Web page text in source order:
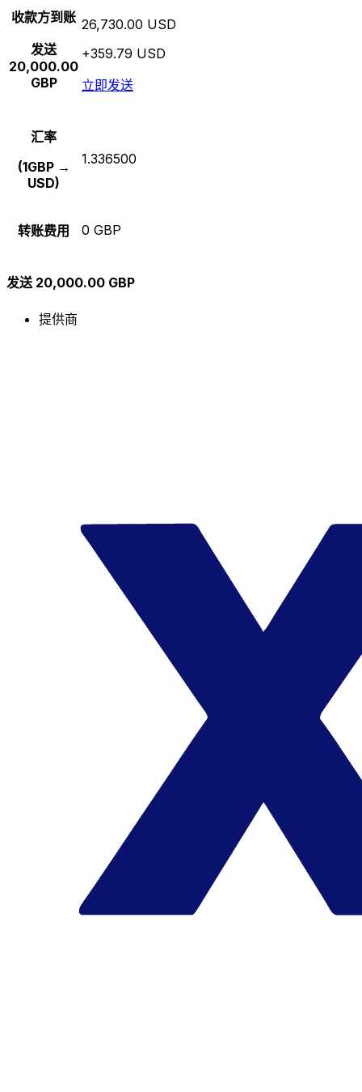
收款方到账
发送
20,000.00
GBP
26,730.00 USD
+359.79 USD
立即发送
汇率
(1GBP →
USD)
1.336500
转账费用 0 GBP
发送 20,000.00 GBP
提供商